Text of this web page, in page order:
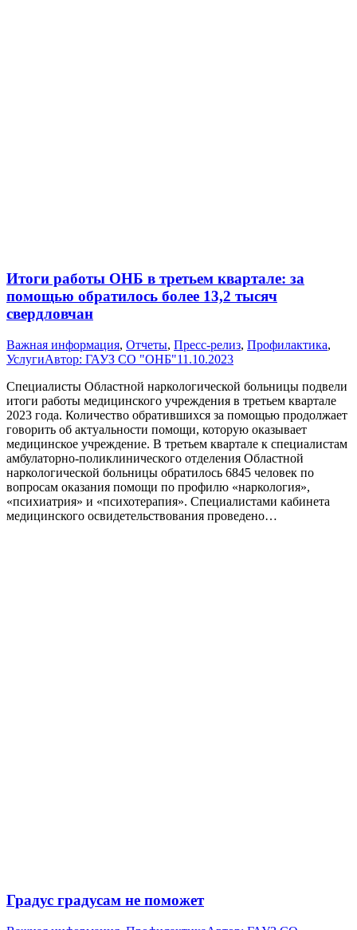
Итоги работы ОНБ в третьем квартале: за
помощью обратилось более 13,2 тысяч
свердловчан
Важная информация, Отчеты, Пресс-релиз, Профилактика,
УслугиАвтор: ГАУЗ СО "ОНБ"11.10.2023
Специалисты Областной наркологической больницы подвели
итоги работы медицинского учреждения в третьем квартале
2023 года. Количество обратившихся за помощью продолжает
говорить об актуальности помощи, которую оказывает
медицинское учреждение. В третьем квартале к специалистам
амбулаторно-поликлинического отделения Областной
наркологической больницы обратилось 6845 человек по
вопросам оказания помощи по профилю «наркология»,
«психиатрия» и «психотерапия». Специалистами кабинета
медицинского освидетельствования проведено…
Градус градусам не поможет